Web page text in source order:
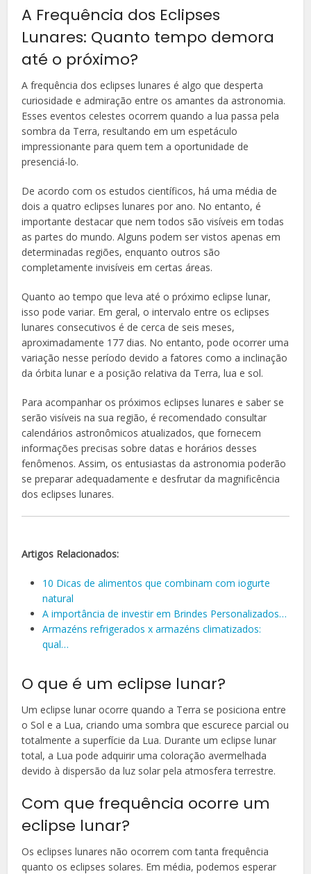
A Frequência dos Eclipses
Lunares: Quanto tempo demora
até o próximo?
A frequência dos eclipses lunares é algo que desperta
curiosidade e admiração entre os amantes da astronomia.
Esses eventos celestes ocorrem quando a lua passa pela
sombra da Terra, resultando em um espetáculo
impressionante para quem tem a oportunidade de
presenciá-lo.
De acordo com os estudos científicos, há uma média de
dois a quatro eclipses lunares por ano. No entanto, é
importante destacar que nem todos são visíveis em todas
as partes do mundo. Alguns podem ser vistos apenas em
determinadas regiões, enquanto outros são
completamente invisíveis em certas áreas.
Quanto ao tempo que leva até o próximo eclipse lunar,
isso pode variar. Em geral, o intervalo entre os eclipses
lunares consecutivos é de cerca de seis meses,
aproximadamente 177 dias. No entanto, pode ocorrer uma
variação nesse período devido a fatores como a inclinação
da órbita lunar e a posição relativa da Terra, lua e sol.
Para acompanhar os próximos eclipses lunares e saber se
serão visíveis na sua região, é recomendado consultar
calendários astronômicos atualizados, que fornecem
informações precisas sobre datas e horários desses
fenômenos. Assim, os entusiastas da astronomia poderão
se preparar adequadamente e desfrutar da magnificência
dos eclipses lunares.
Artigos Relacionados:
10 Dicas de alimentos que combinam com iogurte
natural
A importância de investir em Brindes Personalizados…
Armazéns refrigerados x armazéns climatizados:
qual…
O que é um eclipse lunar?
Um eclipse lunar ocorre quando a Terra se posiciona entre
o Sol e a Lua, criando uma sombra que escurece parcial ou
totalmente a superfície da Lua. Durante um eclipse lunar
total, a Lua pode adquirir uma coloração avermelhada
devido à dispersão da luz solar pela atmosfera terrestre.
Com que frequência ocorre um
eclipse lunar?
Os eclipses lunares não ocorrem com tanta frequência
quanto os eclipses solares. Em média, podemos esperar